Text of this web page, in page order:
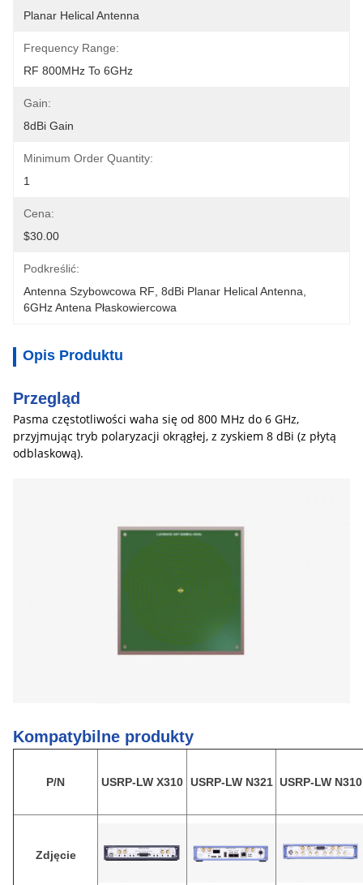
Planar Helical Antenna
Frequency Range:
RF 800MHz To 6GHz
Gain:
8dBi Gain
Minimum Order Quantity:
1
Cena:
$30.00
Podkreślić:
Antenna Szybowcowa RF 8dBi Planar Helical Antenna
6GHz Antena Płaskowiercowa
Opis Produktu
Przegląd
Pasma częstotliwości waha się od 800 MHz do 6 GHz,
przyjmując tryb polaryzacji okrągłej, z zyskiem 8 dBi (z płytą
odblaskową).
Kompatybilne produkty
P/N USRP-LW X310 USRP-LW N321 USRP-LW N310
Zdjęcie